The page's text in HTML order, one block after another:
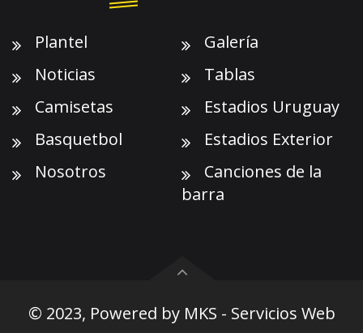
Plantel
Galería
Noticias
Tablas
Camisetas
Estadios Uruguay
Basquetbol
Estadios Exterior
Nosotros
Canciones de la
barra
© 2023, Powered by MKS - Servicios Web